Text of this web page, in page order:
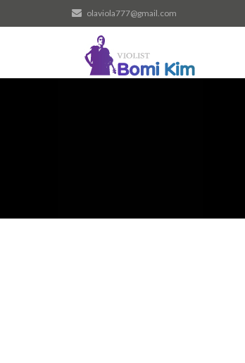
olaviola777@gmail.com